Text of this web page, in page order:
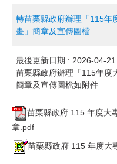
轉苗栗縣政府辦理「115年
畫」簡章及宣傳圖檔
最後更新日期 : 2026-04-21
苗栗縣政府辦理「115年度
簡章及宣傳圖檔如附件
苗栗縣政府 115 年度大
章.pdf
苗栗縣政府 115 年度大